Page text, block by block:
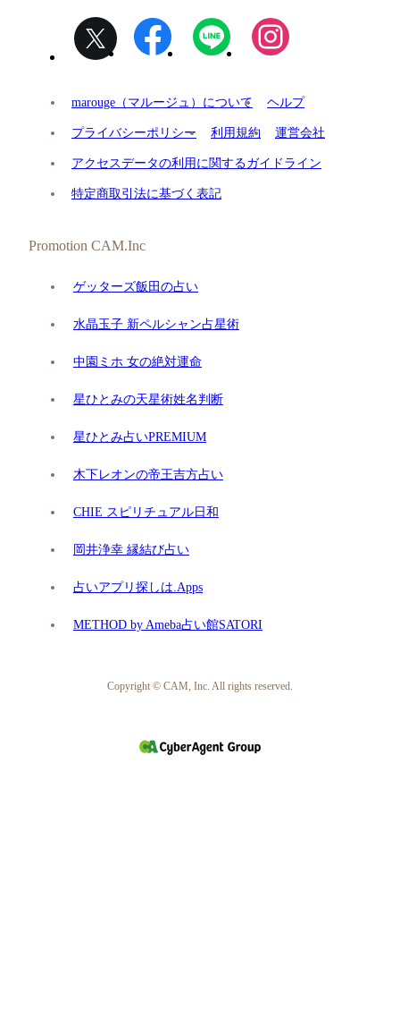
marouge（マルージュ）について ヘルプ
プライバシーポリシー 利用規約 運営会社
アクセスデータの利用に関するガイドライン
特定商取引法に基づく表記
Promotion CAM.Inc
ゲッターズ飯田の占い
水晶玉子 新ペルシャン占星術
中園ミホ 女の絶対運命
星ひとみの天星術姓名判断
星ひとみ占いPREMIUM
木下レオンの帝王吉方占い
CHIE スピリチュアル日和
岡井浄幸 縁結び占い
占いアプリ探しは.Apps
METHOD by Ameba占い館SATORI
Copyright © CAM, Inc. All rights reserved.